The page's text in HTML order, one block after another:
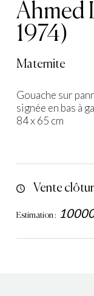
Ahmed
1974)
Maternite
Gouache sur
signée en bas à
84 x 65 cm
Vente
Estimation :